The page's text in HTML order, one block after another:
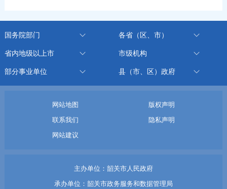
国务院部门 各省（区、市）
省内地级以上市 市级机构
部分事业单位 县（市、区）政府
网站地图
版权声明
联系我们
隐私声明
网站建议
主办单位：韶关市人民政府
承办单位：韶关市政务服务和数据管理局